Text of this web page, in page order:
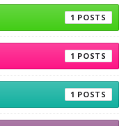
1
1
1